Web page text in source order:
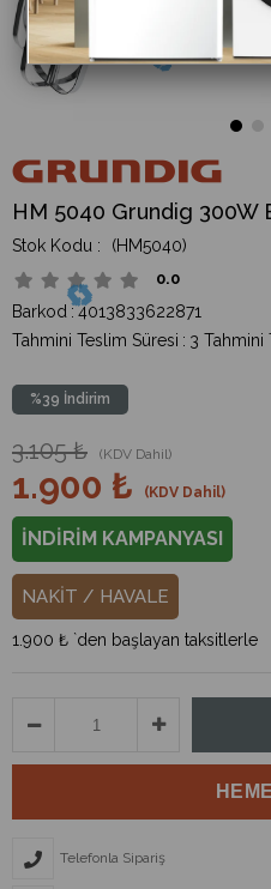
HM 5040 Grundig 300W
(HM5040)
0.0
Barkod :4013833622871
Tahmini Teslim Süresi : 3 Tahmini
%39 İndirim
3.105 ₺ (KDV Dahil)
1.900 ₺ (KDV Dahil)
İNDİRİM KAMPANYASI
NAKİT / HAVALE
1.900 ₺ `den başlayan taksitlerle
Telefonla Sipariş